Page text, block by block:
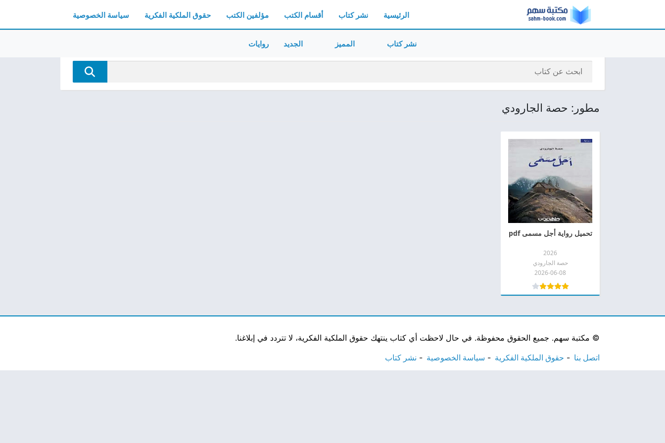
الرئيسية نشر كتاب أقسام الكتب مؤلفين الكتب حقوق الملكية الفكرية سياسة الخصوصية
نشر كتاب المميز الجديد روايات
مطور: حصة الجارودي
تحميل رواية أجل مسمى pdf
2026
حصة الجارودي
2026-06-08
© مكتبة سهم. جميع الحقوق محفوظة. في حال لاحظت أي كتاب ينتهك حقوق الملكية الفكرية، لا تتردد في إبلاغنا.
اتصل بنا حقوق الملكية الفكرية سياسة الخصوصية نشر كتاب